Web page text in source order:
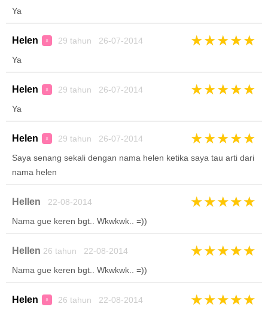
Ya
Helen ♀ 29 tahun 26-07-2014 ★★★★★
Ya
Helen ♀ 29 tahun 26-07-2014 ★★★★★
Ya
Helen ♀ 29 tahun 26-07-2014 ★★★★★
Saya senang sekali dengan nama helen ketika saya tau arti dari
nama helen
Hellen 22-08-2014 ★★★★★
Nama gue keren bgt.. Wkwkwk.. =))
Hellen 26 tahun 22-08-2014 ★★★★★
Nama gue keren bgt.. Wkwkwk.. =))
Helen ♀ 26 tahun 22-08-2014 ★★★★★